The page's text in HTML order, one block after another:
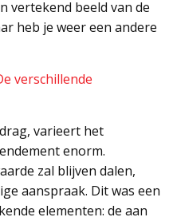
vertekend beeld van de
heb je weer een andere
verschillende
varieert het
enorm.
zal blijven dalen,
aanspraak. Dit was een
elementen: de aan